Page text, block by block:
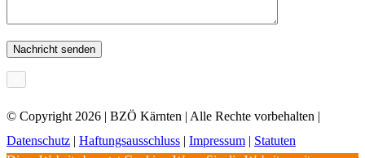
© Copyright2026 | BZÖ Kärnten | Alle Rechte vorbehalten |
Datenschutz | Haftungsausschluss | Impressum | Statuten